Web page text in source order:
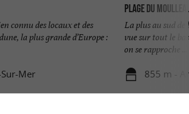
connu des locaux et des
la plus grande d’Europe :
Mer
Plage du
La plus au sud
vue sur tout le
on se rapproche ...
855 m -